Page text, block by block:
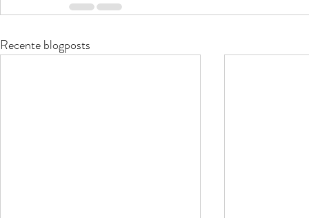
Recente blogposts